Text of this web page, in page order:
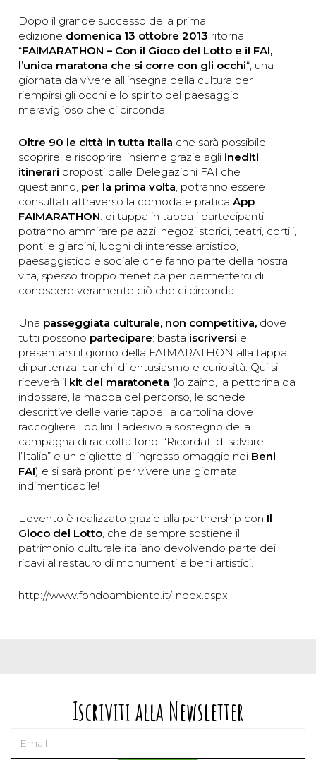
Dopo il grande successo della prima
edizione domenica 13 ottobre 2013 ritorna
“FAIMARATHON – Con il Gioco del Lotto e il FAI,
l’unica maratona che si corre con gli occhi“, una
giornata da vivere all’insegna della cultura per
riempirsi gli occhi e lo spirito del paesaggio
meraviglioso che ci circonda.
Oltre 90 le città in tutta Italia che sarà possibile
scoprire, e riscoprire, insieme grazie agli inediti
itinerari proposti dalle Delegazioni FAI che
quest’anno, per la prima volta , potranno essere
consultati attraverso la comoda e pratica App
FAIMARATHON: di tappa in tappa i partecipanti
potranno ammirare palazzi, negozi storici, teatri, cortili,
ponti e giardini, luoghi di interesse artistico,
paesaggistico e sociale che fanno parte della nostra
vita, spesso troppo frenetica per permetterci di
conoscere veramente ciò che ci circonda.
Una passeggiata culturale, non competitiva, dove
tutti possono partecipare: basta iscriversi e
presentarsi il giorno della FAIMARATHON alla tappa
di partenza, carichi di entusiasmo e curiosità. Qui si
riceverà il kit del maratoneta (lo zaino, la pettorina da
indossare, la mappa del percorso, le schede
descrittive delle varie tappe, la cartolina dove
raccogliere i bollini, l’adesivo a sostegno della
campagna di raccolta fondi “Ricordati di salvare
l’Italia” e un biglietto di ingresso omaggio nei Beni
FAI) e si sarà pronti per vivere una giornata
indimenticabile!
L’evento è realizzato grazie alla partnership con Il
Gioco del Lotto , che da sempre sostiene il
patrimonio culturale italiano devolvendo parte dei
ricavi al restauro di monumenti e beni artistici.
http://www.fondoambiente.it/Index.aspx
Iscriviti alla Newsletter